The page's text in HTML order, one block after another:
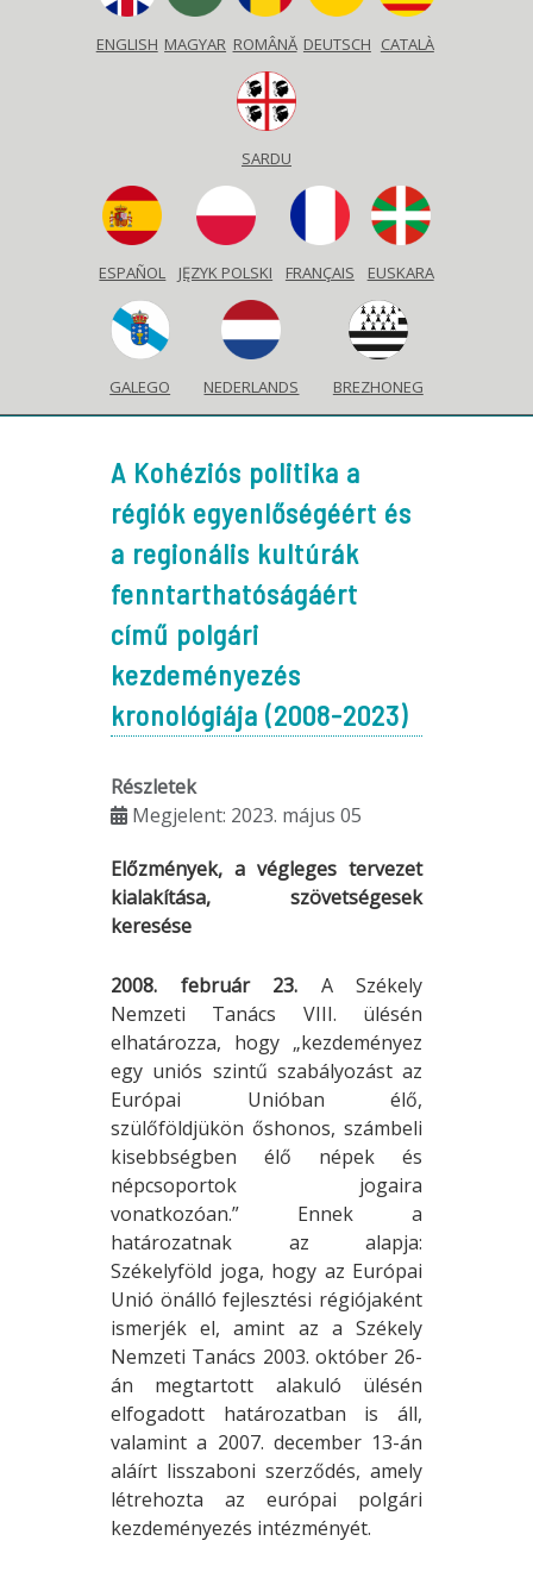
ENGLISH MAGYAR ROMÂNĂ DEUTSCH CATALÀ
SARDU
ESPAÑOL JĘZYK POLSKI FRANÇAIS EUSKARA
GALEGO NEDERLANDS BREZHONEG
A Kohéziós politika a
régiók egyenlőségéért és
a regionális kultúrák
fenntarthatóságáért
című polgári
kezdeményezés
kronológiája (2008-2023)
Részletek
Megjelent: 2023. május 05
Előzmények, a végleges tervezet
kialakítása, szövetségesek
keresése
2008. február 23. A Székely
Nemzeti Tanács VIII. ülésén
elhatározza, hogy „kezdeményez
egy uniós szintű szabályozást az
Európai Unióban élő,
szülőföldjükön őshonos, számbeli
kisebbségben élő népek és
népcsoportok jogaira
vonatkozóan.” Ennek a
határozatnak az alapja:
Székelyföld joga, hogy az Európai
Unió önálló fejlesztési régiójaként
ismerjék el, amint az a Székely
Nemzeti Tanács 2003. október 26-
án megtartott alakuló ülésén
elfogadott határozatban is áll,
valamint a 2007. december 13-án
aláírt lisszaboni szerződés, amely
létrehozta az európai polgári
kezdeményezés intézményét.